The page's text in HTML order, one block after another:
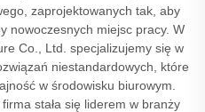
zaprojektowanych tak, aby
nowoczesnych miejsc pracy. W
Co., Ltd. specjalizujemy się w
niestandardowych, które
w środowisku biurowym.
stała się liderem w branży